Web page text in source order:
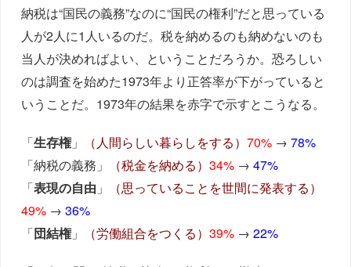
納税は“国民の義務”なのに“国民の権利”だと思っている
人が2人に1人いるのだ。税を納めるのも納めないのも
当人が決めればよい、ということだろうか。恐ろしい
のは調査を始めた1973年より正答率が下がっていると
いうことだ。1973年の結果を赤字で示すとこうなる。
「生存権」 （人間らしい暮らしをする）70% →78%
「納税の義務」
（税金を納める）34% → 47%
「表現の自由 」
（思っていることを世間に発表する）
49% →36%
「団結権」 （労働組合をつくる）39% →22%